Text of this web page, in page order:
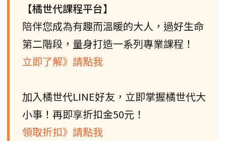
【橘世代課程平台】
陪伴您成為有趣而溫暖的大人，過好生命
第二階段，量身打造一系列專業課程！
立即了解》請點我
加入橘世代LINE好友，立即掌握橘世代大
小事！再即享折扣金50元！
領取折扣》請點我